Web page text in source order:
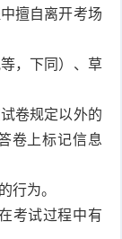
擅自离开考场
，下同）、草
卷规定以外的
卷上标记信息
行为。
考试过程中有